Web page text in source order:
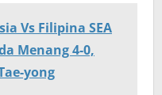
Vs Filipina SEA
Menang 4-0,
yong